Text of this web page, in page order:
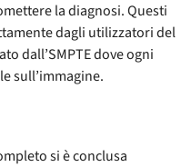
la diagnosi. Questi
dagli utilizzatori del
dall’SMPTE dove ogni
sull’immagine.
si è conclusa